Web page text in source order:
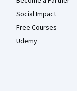
Social Impact
Free Courses
Udemy